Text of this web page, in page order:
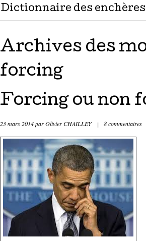
Dictionnaire des enchères
Archives des
forcing
Forcing ou non
23 mars 2014parOlivier CHAILLEY | 8 commentaires